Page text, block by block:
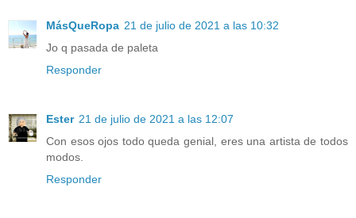
MásQueRopa 21 de julio de 2021 a las 10:32
Jo q pasada de paleta
Responder
Ester 21 de julio de 2021 a las 12:07
Con esos ojos todo queda genial, eres una artista de todos
modos.
Responder